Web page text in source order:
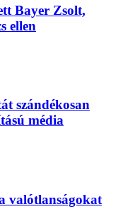
Bayer Zsolt,
ellen
szándékosan
média
valótlanságokat